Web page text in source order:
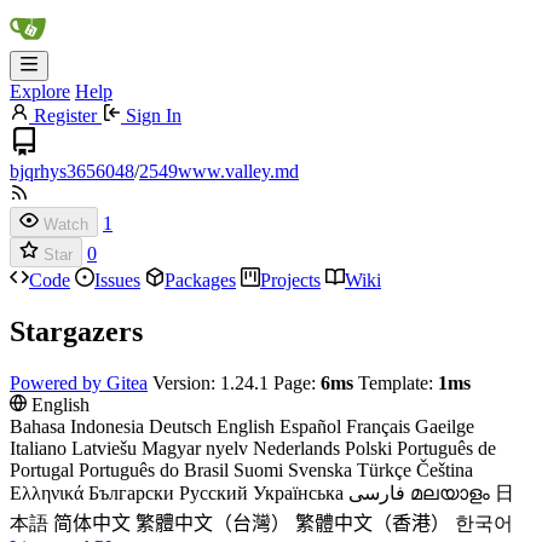
Explore Help
Register
Sign In
bjqrhys3656048/2549www.valley.md
Watch 1
Star
0
Code
Issues Packages Projects Wiki
Stargazers
Powered by Gitea Version: 1.24.1 Page: 6ms Template: 1ms
English
Bahasa Indonesia Deutsch English Español Français Gaeilge
Italiano Latviešu Magyar nyelv Nederlands Polski Português de
Portugal Português do Brasil Suomi Svenska Türkçe Čeština
Ελληνικά Български Русский Українська فارسی മലയാളം 日
本語 简体中文 繁體中文（台灣） 繁體中文（香港）
한국어